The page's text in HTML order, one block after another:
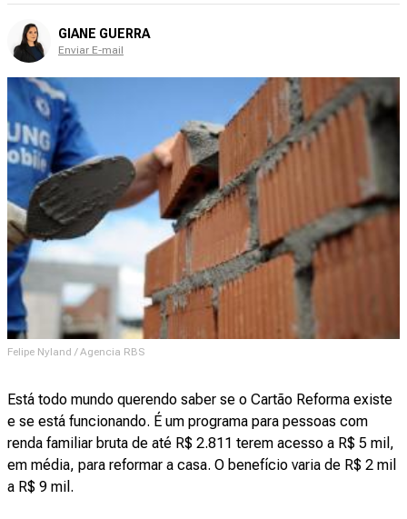
GIANE GUERRA
Enviar E-mail
Felipe Nyland / Agencia RBS
Está todo mundo querendo saber se o Cartão Reforma existe
e se está funcionando. É um programa para pessoas com
renda familiar bruta de até R$ 2.811 terem acesso a R$ 5 mil,
em média, para reformar a casa. O benefício varia de R$ 2 mil
a R$ 9 mil.